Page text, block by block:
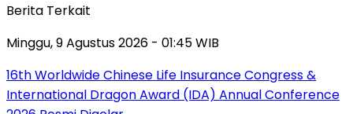
Berita Terkait
Minggu, 9 Agustus 2026 - 01:45 WIB
16th Worldwide Chinese Life Insurance Congress &
International Dragon Award (IDA) Annual Conference